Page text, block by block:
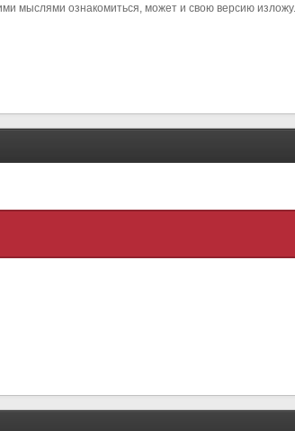
мыслями ознакомиться, может и свою версию изложу.